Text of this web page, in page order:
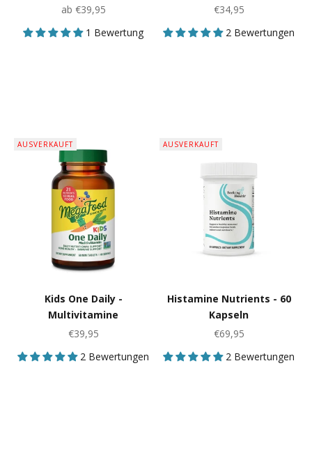
Angebot
ab €39,95
1 Bewertung
Angebot
€34,95
2 Bewertungen
AUSVERKAUFT
Kids One Daily -
Multivitamine
Angebot
€39,95
2 Bewertungen
AUSVERKAUFT
Histamine Nutrients - 60
Kapseln
Angebot
€69,95
2 Bewertungen